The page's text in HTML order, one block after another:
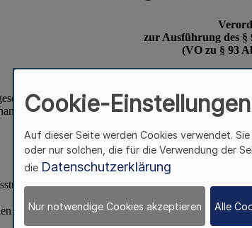
Cookie-Einstellungen
Auf dieser Seite werden Cookies verwendet.
oder nur solchen, die für die Verwendung der
die Datenschutzerklärung
Nur notwendige Cookies akzeptieren Alle